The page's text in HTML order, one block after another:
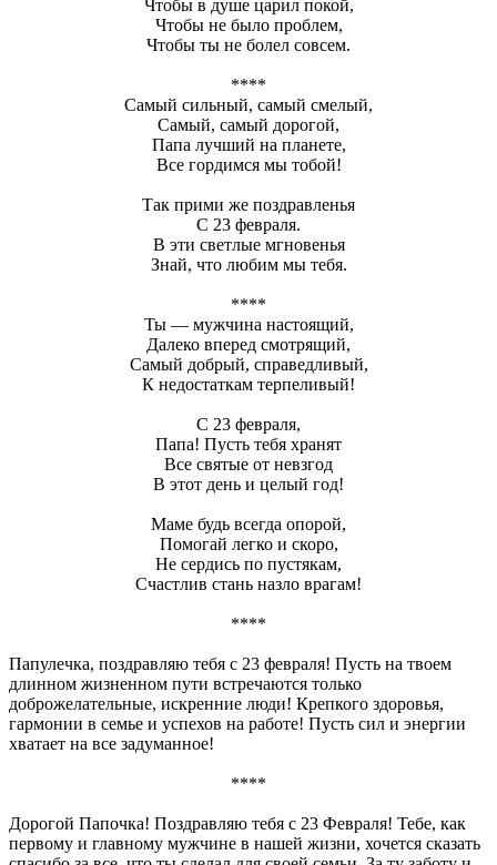
Чтобы в душе царил покой,
Чтобы не было проблем,
Чтобы ты не болел совсем.
****
Самый сильный, самый смелый,
Самый, самый дорогой,
Папа лучший на планете,
Все гордимся мы тобой!
Так прими же поздравленья
С 23 февраля.
В эти светлые мгновенья
Знай, что любим мы тебя.
****
Ты — мужчина настоящий,
Далеко вперед смотрящий,
Самый добрый, справедливый,
К недостаткам терпеливый!
С 23 февраля,
Папа! Пусть тебя хранят
Все святые от невзгод
В этот день и целый год!
Маме будь всегда опорой,
Помогай легко и скоро,
Не сердись по пустякам,
Счастлив стань назло врагам!
****
Папулечка, поздравляю тебя с 23 февраля! Пусть на твоем
длинном жизненном пути встречаются только
доброжелательные, искренние люди! Крепкого здоровья,
гармонии в семье и успехов на работе! Пусть сил и энергии
хватает на все задуманное!
****
Дорогой Папочка! Поздравляю тебя с 23 Февраля! Тебе, как
первому и главному мужчине в нашей жизни, хочется сказать